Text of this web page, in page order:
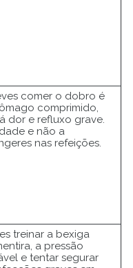
comer o dobro é
comprimido,
dor e refluxo grave.
e não a
nas refeições.
treinar a bexiga
a pressão
e tentar segurar